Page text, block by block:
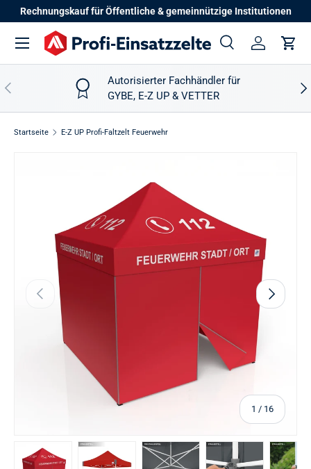
Direkt zum Inhalt
Rechnungskauf für Öffentliche & gemeinnützige Institutionen
Suchen
SucheEinloggen
Menü
Vorherige
Autorisierter Fachhändler für
GYBE, E-Z UP & VETTER
Startseite E-Z UP Profi-Faltzelt Feuerwehr
Vorherige
1 / von
16
Nächste